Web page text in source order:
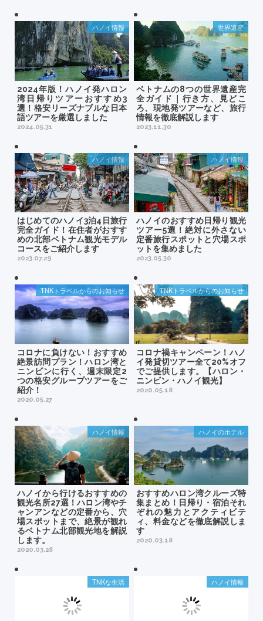
2024年版！ハノイ発ハロン
湾日帰りツアーおすすめ3
選！格安リーズナブルな日本
語ツアーを厳選しました
2024.05.31
ハノイ情報
ベトナムの8つの世界遺産完
全ガイド｜行き方、見どこ
ろ、現地発ツアーなど、旅行
情報を徹底解説します
2023.11.30
世界遺産
はじめてのハノイ3泊4日旅行
完全ガイド！在住者がおすす
めの北部ベトナム観光モデル
コースをご紹介します
2023.07.29
ハノイ情報
ハノイのおすすめ日帰り観光
ツアー5選！絶対に外さない
定番旅行スポットと穴場スポ
ットを集めました
2023.05.30
ハノイ情報
コロナに負けない！おすすめ
絶景訪問プラン！ハロン湾と
ニンビンに行く、週末限定2
つの格安グループツアーをご
紹介！
2020.05.27
TNKトラベルからのお知らせ
コロナ禍キャンペーン！ハノ
イ発貸切ツアー全て20%オフ
でご提供します。【ハロン・
ニンビン・ハノイ観光】
2020.05.18
TNKトラベルからのお知らせ
ハノイから行けるおすすめの
観光名所27選！ハロン湾やチ
ャンアンなどの定番から、穴
場スポットまで、絶景が観れ
るベトナム北部観光地を解説
します。
2020.03.28
ハノイ情報
おすすめハロン湾クルーズ特
集まとめ！日帰り・宿泊それ
ぞれの魅力とアクティビテ
ィ、料金などを徹底解説しま
す
2020.03.18
ハノイのホテル
TNKな生活 ハノイ情報